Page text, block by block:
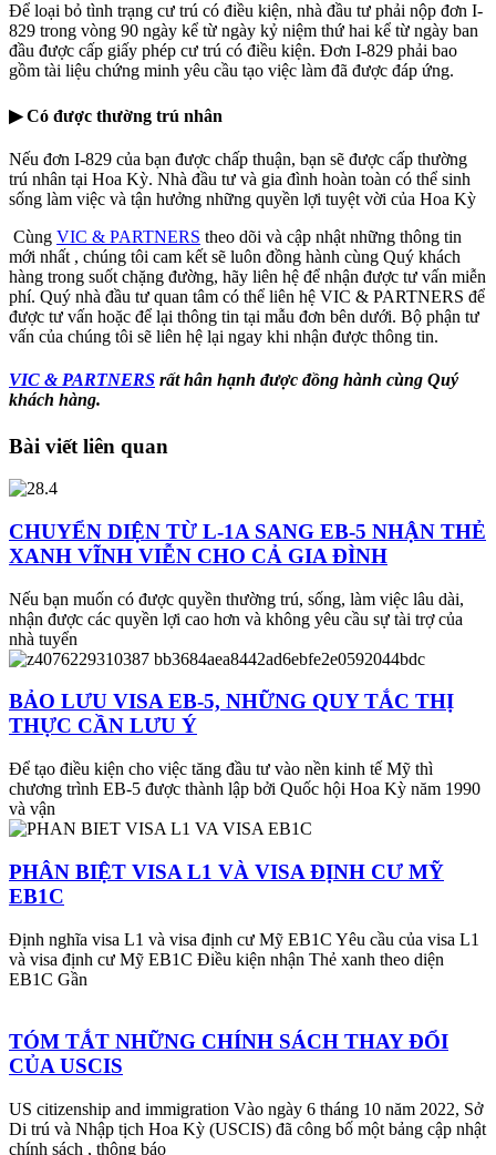
Để loại bỏ tình trạng cư trú có điều kiện, nhà đầu tư phải nộp đơn I-
829 trong vòng 90 ngày kể từ ngày kỷ niệm thứ hai kể từ ngày ban
đầu được cấp giấy phép cư trú có điều kiện. Đơn I-829 phải bao
gồm tài liệu chứng minh yêu cầu tạo việc làm đã được đáp ứng.
▶Có được thường trú nhân
Nếu đơn I-829 của bạn được chấp thuận, bạn sẽ được cấp thường
trú nhân tại Hoa Kỳ. Nhà đầu tư và gia đình hoàn toàn có thể sinh
sống làm việc và tận hưởng những quyền lợi tuyệt vời của Hoa Kỳ
Cùng VIC & PARTNERS theo dõi và cập nhật những thông tin
mới nhất , chúng tôi cam kết sẽ luôn đồng hành cùng Quý khách
hàng trong suốt chặng đường, hãy liên hệ để nhận được tư vấn miễn
phí. Quý nhà đầu tư quan tâm có thể liên hệ VIC & PARTNERS để
được tư vấn hoặc để lại thông tin tại mẫu đơn bên dưới. Bộ phận tư
vấn của chúng tôi sẽ liên hệ lại ngay khi nhận được thông tin.
VIC & PARTNERS rất hân hạnh được đồng hành cùng Quý
khách hàng.
Bài viết liên quan
CHUYỂN DIỆN TỪ L-1A SANG EB-5 NHẬN THẺ
XANH VĨNH VIỄN CHO CẢ GIA ĐÌNH
Nếu bạn muốn có được quyền thường trú, sống, làm việc lâu dài,
nhận được các quyền lợi cao hơn và không yêu cầu sự tài trợ của
nhà tuyển
BẢO LƯU VISA EB-5, NHỮNG QUY TẮC THỊ
THỰC CẦN LƯU Ý
Để tạo điều kiện cho việc tăng đầu tư vào nền kinh tế Mỹ thì
chương trình EB-5 được thành lập bởi Quốc hội Hoa Kỳ năm 1990
và vận
PHÂN BIỆT VISA L1 VÀ VISA ĐỊNH CƯ MỸ
EB1C
Định nghĩa visa L1 và visa định cư Mỹ EB1C Yêu cầu của visa L1
và visa định cư Mỹ EB1C Điều kiện nhận Thẻ xanh theo diện
EB1C Gần
TÓM TẮT NHỮNG CHÍNH SÁCH THAY ĐỔI
CỦA USCIS
US citizenship and immigration Vào ngày 6 tháng 10 năm 2022, Sở
Di trú và Nhập tịch Hoa Kỳ (USCIS) đã công bố một bảng cập nhật
chính sách , thông báo